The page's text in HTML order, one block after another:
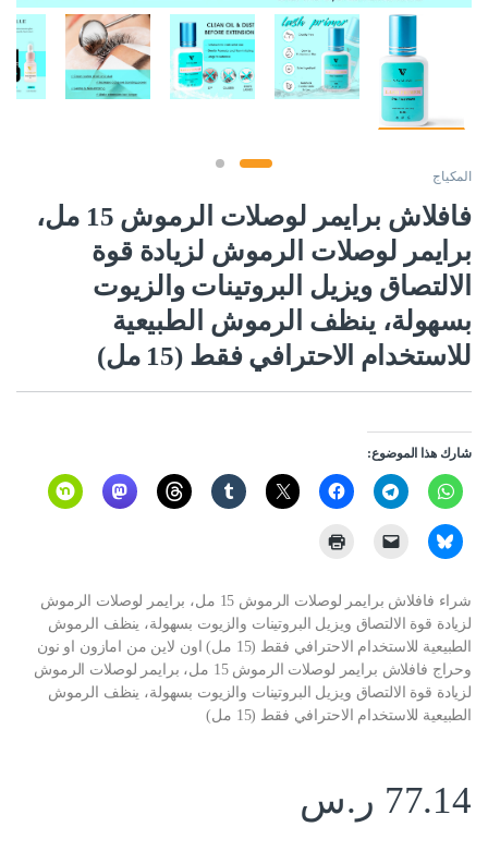
المكياج
فافلاش برايمر لوصلات الرموش 15 مل،
برايمر لوصلات الرموش لزيادة قوة
الالتصاق ويزيل البروتينات والزيوت
بسهولة، ينظف الرموش الطبيعية
للاستخدام الاحترافي فقط (15 مل)
شارك هذا الموضوع:
شراء فافلاش برايمر لوصلات الرموش 15 مل، برايمر لوصلات الرموش
لزيادة قوة الالتصاق ويزيل البروتينات والزيوت بسهولة، ينظف الرموش
الطبيعية للاستخدام الاحترافي فقط (15 مل) اون لاين من امازون او نون
وحراج فافلاش برايمر لوصلات الرموش 15 مل، برايمر لوصلات الرموش
لزيادة قوة الالتصاق ويزيل البروتينات والزيوت بسهولة، ينظف الرموش
الطبيعية للاستخدام الاحترافي فقط (15 مل)
77.14 ر.س